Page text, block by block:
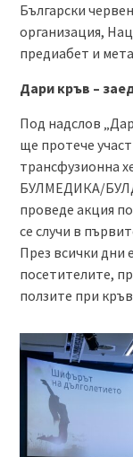
Български
организация,
предиабет и
Дари кръв –
Под надслов
ще протече
трансфузионна
БУЛМЕДИКА/
проведе акция
се случи в
През всички
посетителите,
ползите при